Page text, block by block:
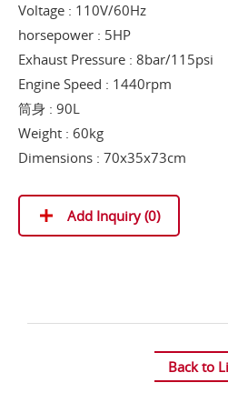
Voltage : 110V/60Hz
horsepower : 5HP
Exhaust Pressure : 8bar/115psi
Engine Speed : 1440rpm
筒身 : 90L
Weight : 60kg
Dimensions : 70x35x73cm
Add Inquiry (0)
Back to